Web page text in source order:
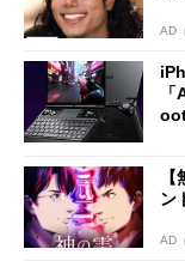
AD
ン
AD